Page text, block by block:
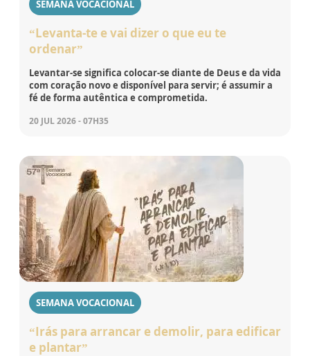
SEMANA VOCACIONAL
“Levanta-te e vai dizer o que eu te
ordenar”
Levantar-se significa colocar-se diante de Deus e da vida
com coração novo e disponível para servir; é assumir a
fé de forma autêntica e comprometida.
20 JUL 2026 - 07H35
SEMANA VOCACIONAL
“Irás para arrancar e demolir, para edificar
e plantar”